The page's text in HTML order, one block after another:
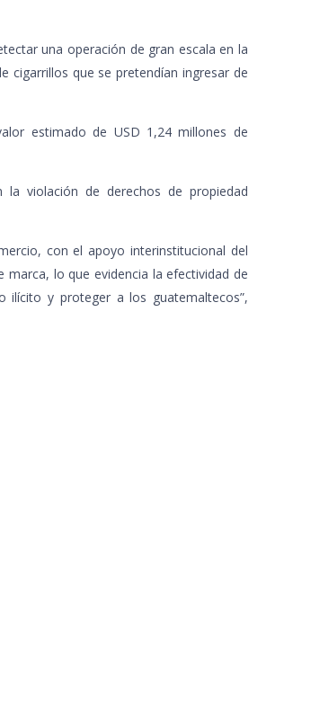
una operación de gran escala en la
cigarrillos que se pretendían ingresar de
estimado de USD 1,24 millones de
violación de derechos de propiedad
con el apoyo interinstitucional del
lo que evidencia la efectividad de
ilícito y proteger a los guatemaltecos”,